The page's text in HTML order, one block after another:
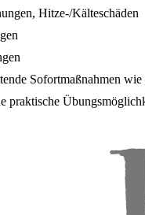
Hitze-/Kälteschäden
Sofortmaßnahmen
praktische